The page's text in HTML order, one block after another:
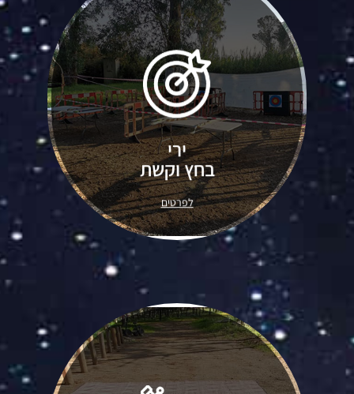
ירי
בחץ וקשת
לפרטים
לירות בחץ וקשת איכותיים, לכוון
ולקלוע למטרה - אין חוויה מספקת
מזו.. ממש כמו כשהיינו ילדים.